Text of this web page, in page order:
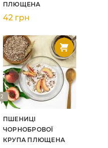
ПЛЮЩЕНА
42 грн
2
ПШЕНИЦІ
ЧОРНОБРОВОЇ
КРУПА ПЛЮЩЕНА